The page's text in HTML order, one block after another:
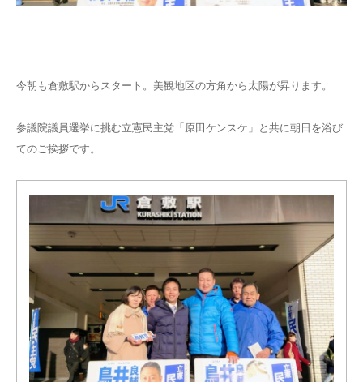
今朝も倉敷駅からスタート。美観地区の方角から太陽が昇ります。
参議院議員選挙に挑む立憲民主党「原田ケンスケ」と共に朝日を浴び
てのご挨拶です。